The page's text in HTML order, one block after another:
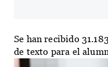
Se han recibido
de texto para el